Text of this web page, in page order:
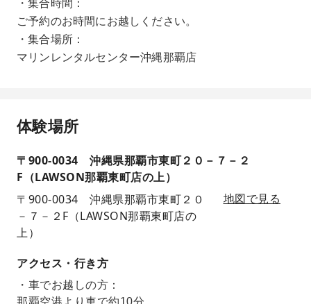
ご予約のお時間にお越しください。
・集合場所：
マリンレンタルセンター沖縄那覇店
体験場所
〒900-0034 沖縄県那覇市東町２０－７－２
F（LAWSON那覇東町店の上）
〒900-0034 沖縄県那覇市東町２０
－７－２F（LAWSON那覇東町店の
上）
地図で見る
アクセス・行き方
・車でお越しの方：
那覇空港より車で約10分